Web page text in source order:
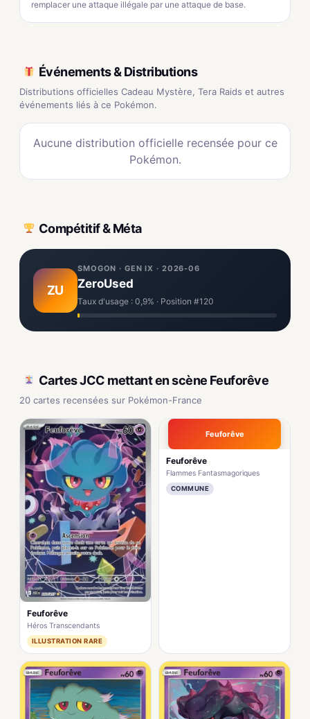
remplacer une attaque illégale par une attaque de base.
Événements & Distributions
Distributions officielles Cadeau Mystère, Tera Raids et autres
événements liés à ce Pokémon.
Aucune distribution officielle recensée pour ce
Pokémon.
Compétitif & Méta
ZU
SMOGON · GEN IX · 2026-06
ZeroUsed
Taux d'usage : 0,9% · Position #120
Cartes JCC mettant en scène Feuforêve
20 cartes recensées sur Pokémon-France
Feuforêve
Héros Transcendants
ILLUSTRATION RARE
Feuforêve
Feuforêve
Flammes Fantasmagoriques
COMMUNE